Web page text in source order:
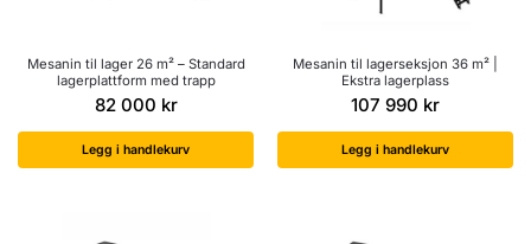
Mesanin til lager 26 m² – Standard
lagerplattform med trapp
82 000 kr
Legg i handlekurv
Mesanin til lagerseksjon 36 m² |
Ekstra lagerplass
107 990 kr
Legg i handlekurv